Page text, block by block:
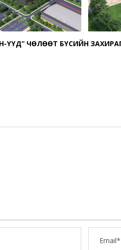
ҮҮД” ЧӨЛӨӨТ БҮСИЙН